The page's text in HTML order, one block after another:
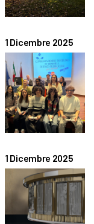
1 Dicembre 2025
1 Dicembre 2025